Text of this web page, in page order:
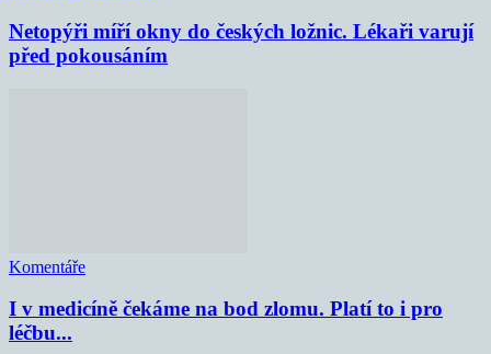
Netopýři míří okny do českých ložnic. Lékaři varují
před pokousáním
Komentáře
I v medicíně čekáme na bod zlomu. Platí to i pro
léčbu...